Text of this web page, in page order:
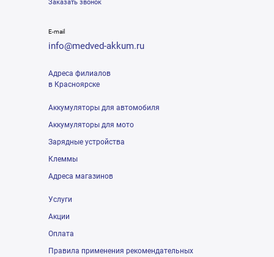
Заказать звонок
E-mail
info@medved-akkum.ru
Адреса филиалов
в Красноярске
Аккумуляторы для автомобиля
Аккумуляторы для мото
Зарядные устройства
Клеммы
Адреса магазинов
Услуги
Акции
Оплата
Правила применения рекомендательных